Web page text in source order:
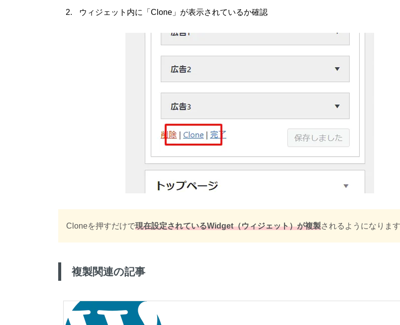
ウィジェット内に「Clone」が表示されているか確認
Cloneを押すだけで現在設定されているWidget（ウィジェット）が複製されるようになります
複製関連の記事